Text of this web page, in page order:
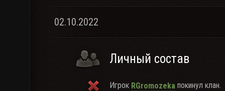
02.10.2022
Личный состав
Игрок RGromozeka покинул клан.